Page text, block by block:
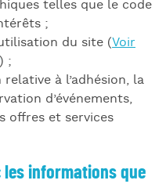
telles que le code
;
du site (Voir
) ;
à l’adhésion, la
d’événements,
offres et services
les informations que